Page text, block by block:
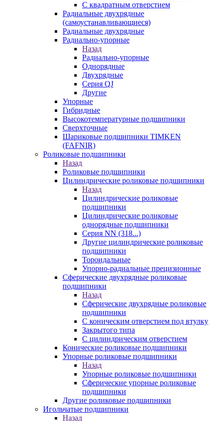
С квадратным отверстием
Радиальные двухрядные
(самоустанавливающиеся)
Радиальные двухрядные
Радиально-упорные
Назад
Радиально-упорные
Однорядные
Двухрядные
Серия QJ
Другие
Упорные
Гибридные
Высокотемпературные подшипники
Сверхточные
Шариковые подшипники TIMKEN
(FAFNIR)
Роликовые подшипники
Назад
Роликовые подшипники
Цилиндрические роликовые подшипники
Назад
Цилиндрические роликовые
подшипники
Цилиндрические роликовые
однорядные подшипники
Серия NN (318...)
Другие цилиндрические роликовые
подшипники
Тороидальные
Упорно-радиальные прецизионные
Сферические двухрядные роликовые
подшипники
Назад
Сферические двухрядные роликовые
подшипники
С коническим отверстием под втулку
Закрытого типа
С цилиндрическим отверстием
Конические роликовые подшипники
Упорные роликовые подшипники
Назад
Упорные роликовые подшипники
Сферические упорные роликовые
подшипники
Другие роликовые подшипники
Игольчатые подшипники
Назад